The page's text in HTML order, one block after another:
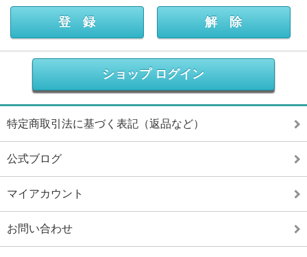
ショップ ログイン
特定商取引法に基づく表記（返品など）
公式ブログ
マイアカウント
お問い合わせ